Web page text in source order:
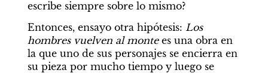
escribe siempre sobre lo mismo?
Entonces, ensayo otra hipótesis: Los
hombres vuelven al monte es una obra en
la que uno de sus personajes se encierra en
su pieza por mucho tiempo y luego se